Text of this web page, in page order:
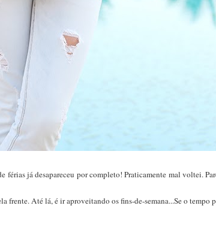
férias já desapareceu por completo! Praticamente mal voltei.
frente. Até lá, é ir aproveitando os fins-de-semana...Se o tempo